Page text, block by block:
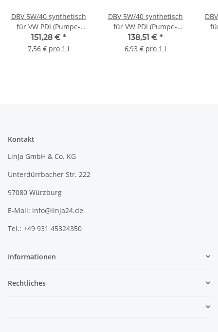
DBV 5W/40 synthetisch
für VW PDI (Pumpe-
Düse) 20 x 1-Liter-Dose
151,28 € *
7,56 € pro 1 l
DBV 5W/40 synthetisch
für VW PDI (Pumpe-
Düse) 20-Liter-Kanister
138,51 € *
6,93 € pro 1 l
Kontakt
LinJa GmbH & Co. KG
Unterdürrbacher Str. 222
97080 Würzburg
E-Mail: info@linja24.de
Tel.: +49 931 45324350
Informationen
Rechtliches